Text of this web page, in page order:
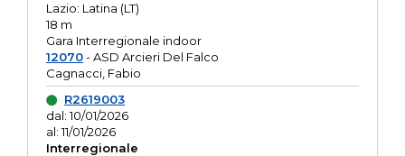
Lazio: Latina (LT)
18 m
Gara Interregionale indoor
12070- ASD Arcieri Del Falco
Cagnacci, Fabio
R2619003
dal: 10/01/2026
al: 11/01/2026
Interregionale